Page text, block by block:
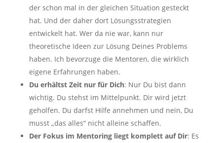
der schon mal in der gleichen Situation gesteckt
hat. Und der daher dort Lösungsstrategien
entwickelt hat. Wer da nie war, kann nur
theoretische Ideen zur Lösung Deines Problems
haben. Ich bevorzuge die Mentoren, die wirklich
eigene Erfahrungen haben.
Du erhältst Zeit nur für Dich: Nur Du bist dann
wichtig. Du stehst im Mittelpunkt. Dir wird jetzt
geholfen. Du darfst Hilfe annehmen und nein, Du
musst „das alles“ nicht alleine schaffen.
Der Fokus im Mentoring liegt komplett auf Dir: Es